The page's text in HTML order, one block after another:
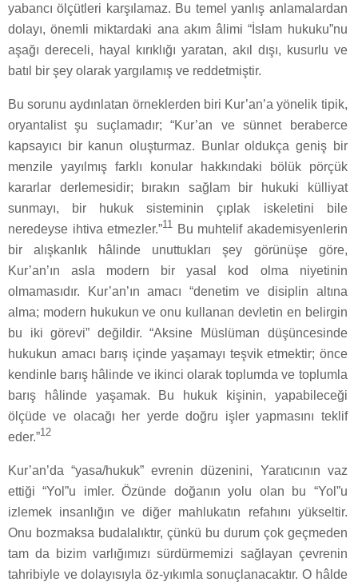
yabancı ölçütleri karşılamaz. Bu temel yanlış anlamalardan
dolayı, önemli miktardaki ana akım âlimi “İslam hukuku”nu
aşağı dereceli, hayal kırıklığı yaratan, akıl dışı, kusurlu ve
batıl bir şey olarak yargılamış ve reddetmiştir.
Bu sorunu aydınlatan örneklerden biri Kur’an’a yönelik tipik,
oryantalist şu suçlamadır; “Kur’an ve sünnet beraberce
kapsayıcı bir kanun oluşturmaz. Bunlar oldukça geniş bir
menzile yayılmış farklı konular hakkındaki bölük pörçük
kararlar derlemesidir; bırakın sağlam bir hukuki külliyat
sunmayı, bir hukuk sisteminin çıplak iskeletini bile
neredeyse ihtiva etmezler.”11 Bu muhtelif akademisyenlerin
bir alışkanlık hâlinde unuttukları şey görünüşe göre,
Kur’an’ın asla modern bir yasal kod olma niyetinin
olmamasıdır. Kur’an’ın amacı “denetim ve disiplin altına
alma; modern hukukun ve onu kullanan devletin en belirgin
bu iki görevi” değildir. “Aksine Müslüman düşüncesinde
hukukun amacı barış içinde yaşamayı teşvik etmektir; önce
kendinle barış hâlinde ve ikinci olarak toplumda ve toplumla
barış hâlinde yaşamak. Bu hukuk kişinin, yapabileceği
ölçüde ve olacağı her yerde doğru işler yapmasını teklif
eder.”12
Kur’an’da “yasa/hukuk” evrenin düzenini, Yaratıcının vaz
ettiği “Yol”u imler. Özünde doğanın yolu olan bu “Yol”u
izlemek insanlığın ve diğer mahlukatın refahını yükseltir.
Onu bozmaksa budalalıktır, çünkü bu durum çok geçmeden
tam da bizim varlığımızı sürdürmemizi sağlayan çevrenin
tahribiyle ve dolayısıyla öz-yıkımla sonuçlanacaktır. O hâlde